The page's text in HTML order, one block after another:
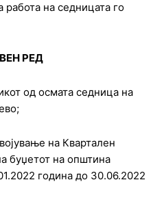
работа на седницата го
РЕД
од осмата седница на
на Кварталeн
буџетот на општина
година до 30.06.2022